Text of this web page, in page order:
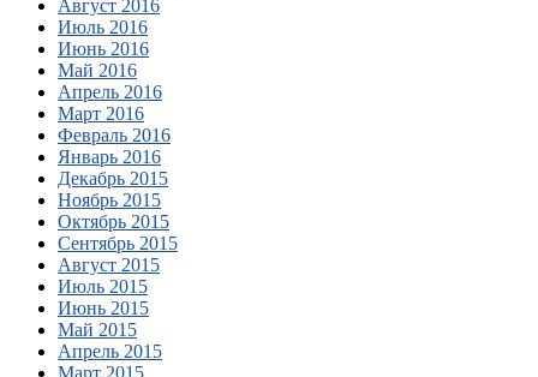
Август 2016
Июль 2016
Июнь 2016
Май 2016
Апрель 2016
Март 2016
Февраль 2016
Январь 2016
Декабрь 2015
Ноябрь 2015
Октябрь 2015
Сентябрь 2015
Август 2015
Июль 2015
Июнь 2015
Май 2015
Апрель 2015
Март 2015